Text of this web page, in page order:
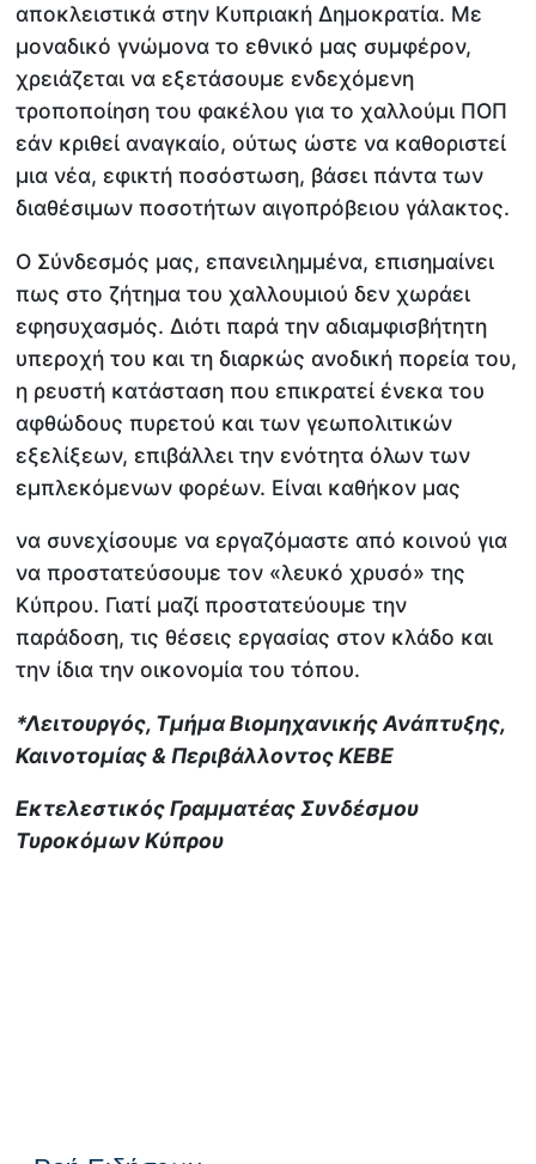
αποκλειστικά στην Κυπριακή Δημοκρατία. Με
μοναδικό γνώμονα το εθνικό μας συμφέρον,
χρειάζεται να εξετάσουμε ενδεχόμενη
τροποποίηση του φακέλου για το χαλλούμι ΠΟΠ
εάν κριθεί αναγκαίο, ούτως ώστε να καθοριστεί
μια νέα, εφικτή ποσόστωση, βάσει πάντα των
διαθέσιμων ποσοτήτων αιγοπρόβειου γάλακτος.
Ο Σύνδεσμός μας, επανειλημμένα, επισημαίνει
πως στο ζήτημα του χαλλουμιού δεν χωράει
εφησυχασμός. Διότι παρά την αδιαμφισβήτητη
υπεροχή του και τη διαρκώς ανοδική πορεία του,
η ρευστή κατάσταση που επικρατεί ένεκα του
αφθώδους πυρετού και των γεωπολιτικών
εξελίξεων, επιβάλλει την ενότητα όλων των
εμπλεκόμενων φορέων. Είναι καθήκον μας
να συνεχίσουμε να εργαζόμαστε από κοινού για
να προστατεύσουμε τον «λευκό χρυσό» της
Κύπρου. Γιατί μαζί προστατεύουμε την
παράδοση, τις θέσεις εργασίας στον κλάδο και
την ίδια την οικονομία του τόπου.
*Λειτουργός, Τμήμα Βιομηχανικής Ανάπτυξης,
Καινοτομίας & Περιβάλλοντος ΚΕΒΕ
Εκτελεστικός Γραμματέας Συνδέσμου
Τυροκόμων Κύπρου